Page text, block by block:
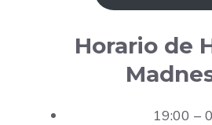
Horario de
19:00 –